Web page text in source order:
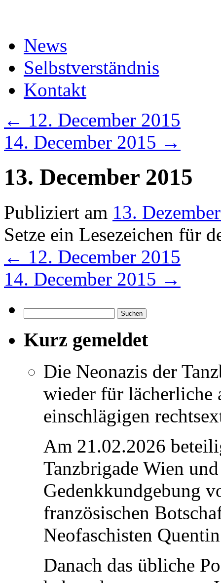
News
Selbstverständnis
Kontakt
← 12. December 2015
14. December 2015 →
13. December 2015
Publiziert am 13.
Setze ein Lesezeichen für
← 12. December 2015
14. December 2015 →
nach:
Kurz gemeldet
Die Neonazis der
wieder für lächerliche
einschlägigen
Am 21.02.2026
Tanzbrigade Wien
Gedenkkundgebung
französischen
Neofaschisten
Danach das übliche